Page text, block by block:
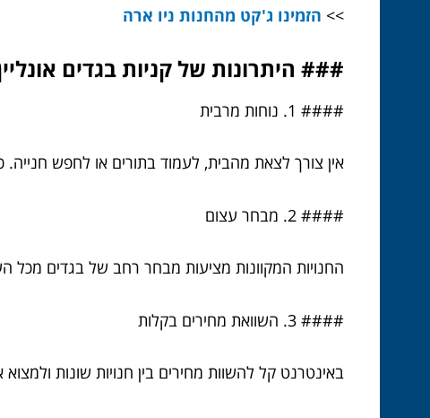
>> הזמינו ג'קט מהחנות ניו ארה
### היתרונות של קניות בגדים
#### 1. נוחות מרבית
אין צורך לצאת מהבית, לעמוד בתורים או לחפש
#### 2. מבחר עצום
החנויות המקוונות מציעות מבחר רחב של בגדים מכל
#### 3. השוואת מחירים בקלות
באינטרנט קל להשוות מחירים בין חנויות שונות